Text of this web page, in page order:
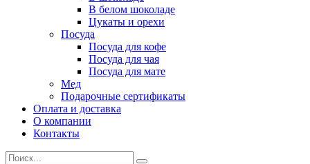
В белом шоколаде
Цукаты и орехи
Посуда
Посуда для кофе
Посуда для чая
Посуда для мате
Мед
Подарочные сертификаты
Оплата и доставка
О компании
Контакты
Искать: